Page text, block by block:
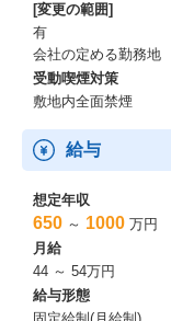
[変更の範囲]
有
会社の定める勤務地
受動喫煙対策
敷地内全面禁煙
給与
想定年収
650 ～ 1000 万円
月給
44 ～ 54万円
給与形態